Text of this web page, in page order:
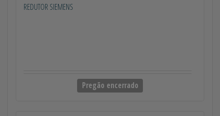
REDUTOR SIEMENS
Pregão encerrado